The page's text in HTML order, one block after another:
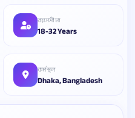
বয়সসীমা
18-32 Years
কর্মস্থল
Dhaka, Bangladesh